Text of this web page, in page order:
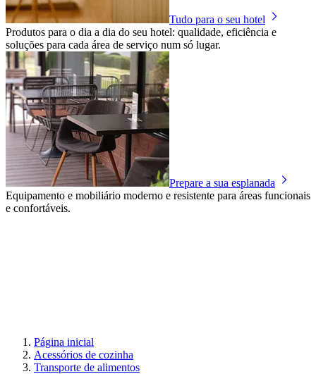
Tudo para o seu hotel
Produtos para o dia a dia do seu hotel: qualidade, eficiência e
soluções para cada área de serviço num só lugar.
Prepare a sua esplanada
Equipamento e mobiliário moderno e resistente para áreas funcionais
e confortáveis.
Página inicial
Acessórios de cozinha
Transporte de alimentos